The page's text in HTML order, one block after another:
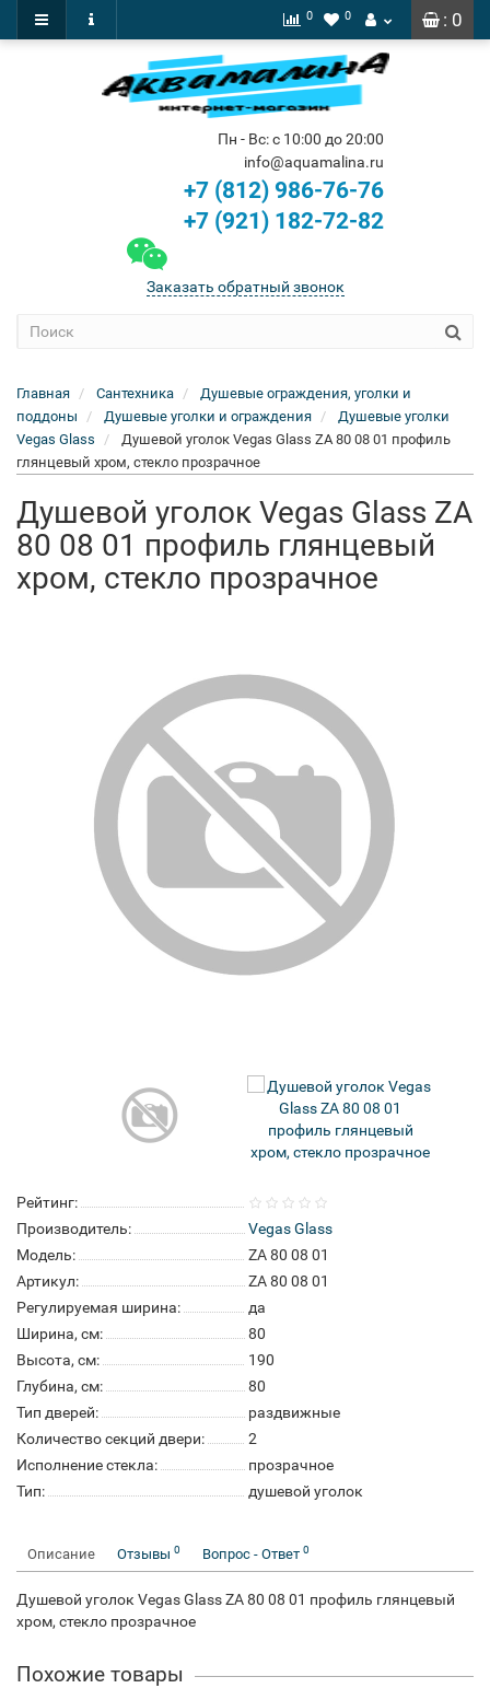
: 0
0 0
Пн - Вс: с 10:00 до 20:00
info@aquamalina.ru
+7 (812) 986-76-76
+7 (921) 182-72-82
Заказать обратный звонок
Главная Сантехника
Душевые ограждения, уголки и
поддоны
Душевые уголки и ограждения
Душевые уголки
Vegas Glass
Душевой уголок Vegas Glass ZA 80 08 01 профиль
глянцевый хром, стекло прозрачное
Душевой уголок Vegas Glass ZA
80 08 01 профиль глянцевый
хром, стекло прозрачное
Рейтинг:
Производитель:
Vegas Glass
Модель:
ZA 80 08 01
Артикул:
ZA 80 08 01
Регулируемая ширина:
да
Ширина, см:
80
Высота, см:
190
Глубина, см:
80
Тип дверей:
раздвижные
Количество секций двери:
2
Исполнение стекла:
прозрачное
Тип:
душевой уголок
Описание Отзывы 0 Вопрос - Ответ 0
Душевой уголок Vegas Glass ZA 80 08 01 профиль глянцевый
хром, стекло прозрачное
Похожие товары